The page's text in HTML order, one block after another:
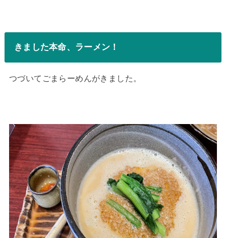
きました本命、ラーメン！
つづいてごまらーめんがきました。